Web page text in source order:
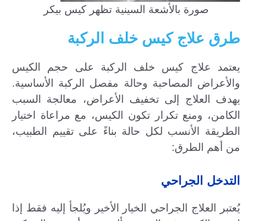
صورة بالأشعة السينية تظهر كيس بيكر
طرق علاج كيس خلف الركبة
يعتمد علاج كيس خلف الركبة على حجم الكيس
والأعراض المصاحبة وحالة مفصل الركبة الأساسية.
يهدف العلاج إلى تخفيف الأعراض، معالجة السبب
الكامن، ومنع تكرار تكون الكيس، مع مراعاة اختيار
الطريقة الأنسب لكل حالة بناءً على تقييم الطبيب،
من أهم الطرق:
التدخل الجراحي
يُعتبر العلاج الجراحي الخيار الأخير ويُلجأ إليه فقط إذا